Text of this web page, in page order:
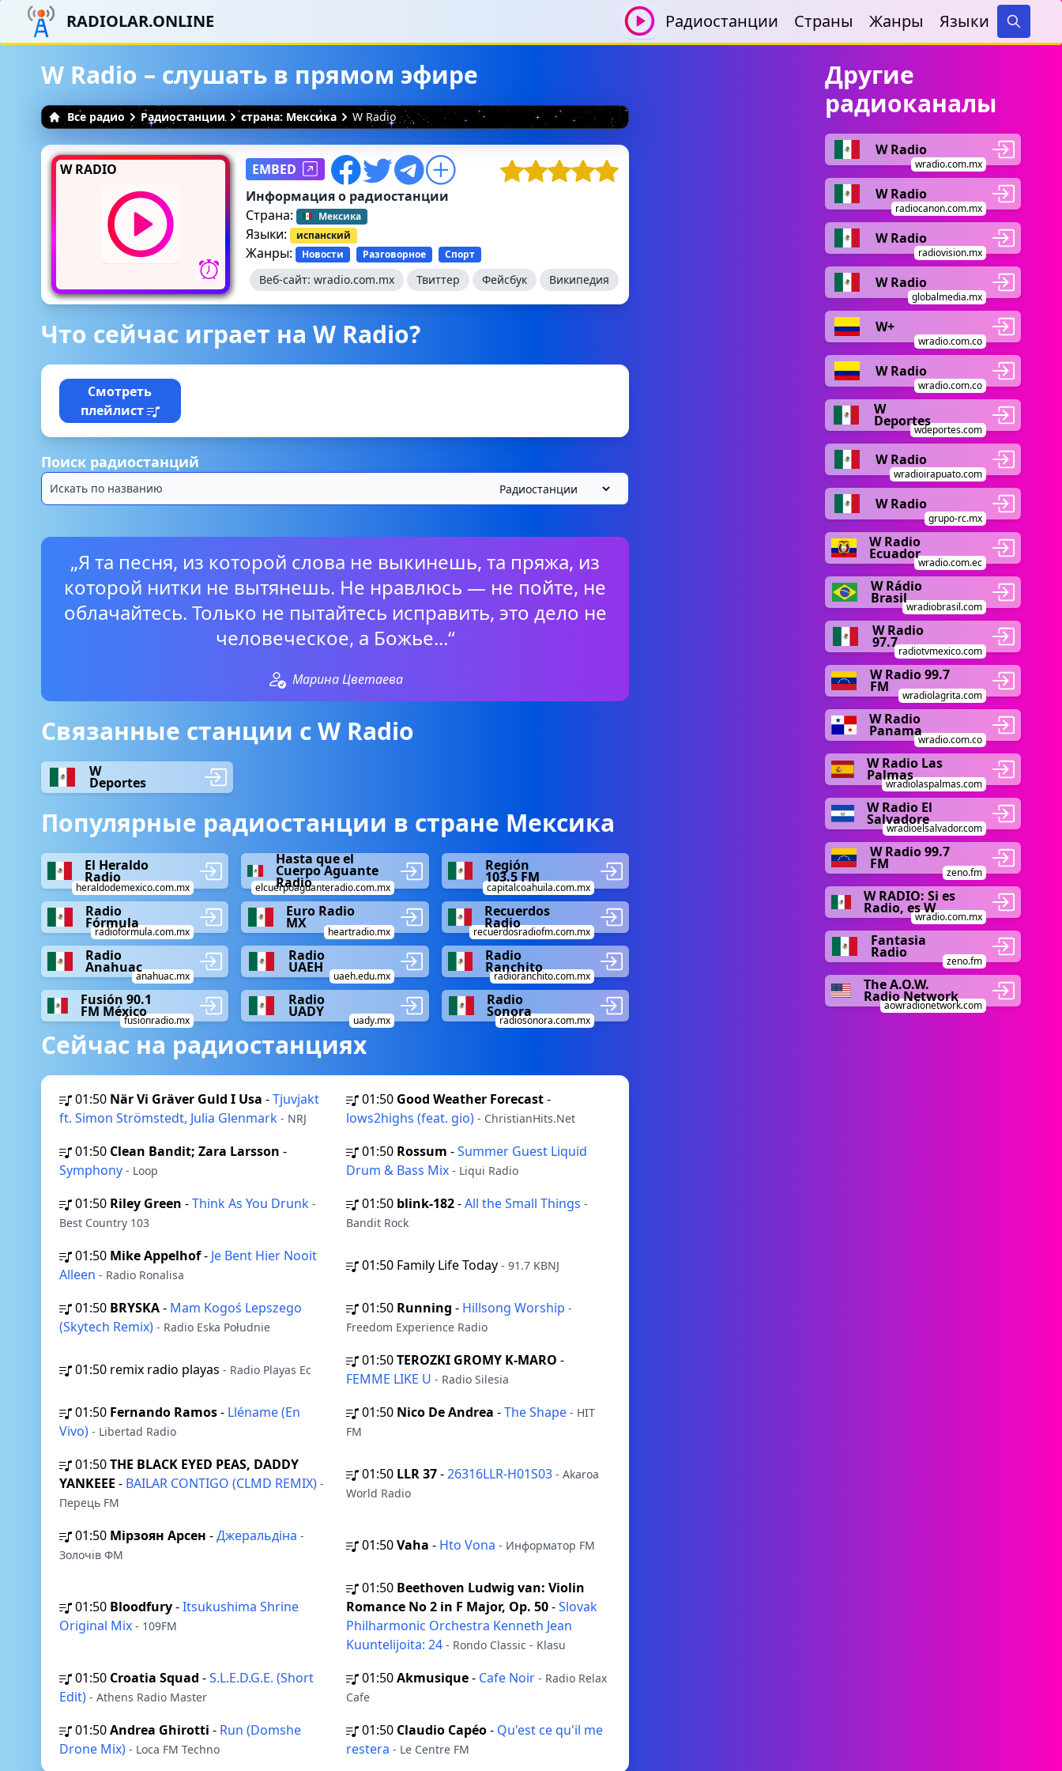
RADIOLAR.ONLINE Радиостанции Страны Жанры Языки
Search
W Radio – слушать в прямом эфире
Все радио Радиостанции страна: Мексика W Radio
W RADIO
EMBED
Информация о радиостанции
Страна:
Мексика
Языки: испанский
Жанры: Новости Разговорное Спорт
Веб-сайт: wradio.com.mx Твиттер Фейсбук Википедия
Что сейчас играет на W Radio?
Смотреть
плейлист
Поиск радиостанций
„Я та песня, из которой слова не выкинешь, та пряжа, из
которой нитки не вытянешь. Не нравлюсь — не пойте, не
облачайтесь. Только не пытайтесь исправить, это дело не
человеческое, а Божье...“
Марина Цветаева
Связанные станции с W Radio
W
Deportes
Популярные радиостанции в стране Мексика
El Heraldo
Radio
heraldodemexico.com.mx
Hasta que el
Cuerpo Aguante
Radio
elcuerpoaguanteradio.com.mx
Región
103.5 FM
capitalcoahuila.com.mx
Radio
Fórmula
radioformula.com.mx
Euro Radio
MX
heartradio.mx
Recuerdos
Radio
recuerdosradiofm.com.mx
Radio
Anahuac
anahuac.mx
Radio
UAEH
uaeh.edu.mx
Radio
Ranchito
radioranchito.com.mx
Fusión 90.1
FM México
fusionradio.mx
Radio
UADY
uady.mx
Radio
Sonora
radiosonora.com.mx
Сейчас на радиостанциях
01:50 När Vi Gräver Guld I Usa -Tjuvjakt
ft. Simon Strömstedt, Julia Glenmark - NRJ
01:50 Good Weather Forecast-
lows2highs (feat. gio) - ChristianHits.Net
01:50 Clean Bandit; Zara Larsson -
Symphony - Loop
01:50 Rossum -Summer Guest Liquid
Drum & Bass Mix - Liqui Radio
01:50 Riley Green -Think As You Drunk -
Best Country 103
01:50 blink-182-All the Small Things -
Bandit Rock
01:50 Mike Appelhof- Je Bent Hier Nooit
Alleen - Radio Ronalisa
01:50 Family Life Today - 91.7 KBNJ
01:50 BRYSKA- Mam Kogoś Lepszego
(Skytech Remix) - Radio Eska Południe
01:50 Running - Hillsong Worship -
Freedom Experience Radio
01:50 remix radio playas - Radio Playas Ec
01:50TEROZKI GROMY K-MARO -
FEMME LIKE U - Radio Silesia
01:50 Fernando Ramos- Lléname (En
Vivo) - Libertad Radio
01:50 Nico De Andrea -The Shape - HIT
FM
01:50THE BLACK EYED PEAS, DADDY
YANKEEE - BAILAR CONTIGO (CLMD REMIX) -
Перець FM
01:50 LLR 37-26316LLR-H01S03 - Akaroa
World Radio
01:50 Мірзоян Арсен -Джеральдіна -
Золочів ФМ
01:50Vaha - Hto Vona - Информатор FM
01:50 Bloodfury-Itsukushima Shrine
Original Mix - 109FM
01:50 Beethoven Ludwig van: Violin
Romance No 2 in F Major, Op. 50-Slovak
Philharmonic Orchestra Kenneth Jean
Kuuntelijoita: 24 - Rondo Classic - Klasu
01:50 Croatia Squad -S.L.E.D.G.E. (Short
Edit) - Athens Radio Master
01:50Akmusique- Cafe Noir - Radio Relax
Cafe
01:50Andrea Ghirotti - Run (Domshe
Drone Mix) - Loca FM Techno
01:50 Claudio Capéo- Qu'est ce qu'il me
restera - Le Centre FM
Другие
радиоканалы
W Radio
wradio.com.mx
W Radio
radiocanon.com.mx
W Radio
radiovision.mx
W Radio
globalmedia.mx
W+
wradio.com.co
W Radio
wradio.com.co
W
Deportes
wdeportes.com
W Radio
wradioirapuato.com
W Radio
grupo-rc.mx
W Radio
Ecuador
wradio.com.ec
W Rádio
Brasil
wradiobrasil.com
W Radio
97.7
radiotvmexico.com
W Radio 99.7
FM
wradiolagrita.com
W Radio
Panama
wradio.com.co
W Radio Las
Palmas
wradiolaspalmas.com
W Radio El
Salvadore
wradioelsalvador.com
W Radio 99.7
FM
zeno.fm
W RADIO: Si es
Radio, es W
wradio.com.mx
Fantasia
Radio
zeno.fm
The A.O.W.
Radio Network
aowradionetwork.com